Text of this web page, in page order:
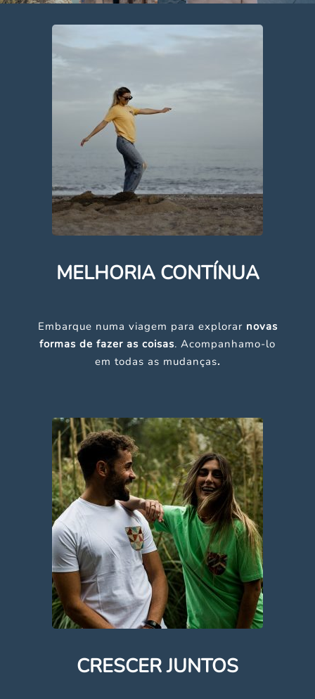
MELHORIA CONTÍNUA
Embarque numa viagem para explorar novas
formas de fazer as coisas. Acompanhamo-lo
em todas as mudanças.
CRESCER JUNTOS